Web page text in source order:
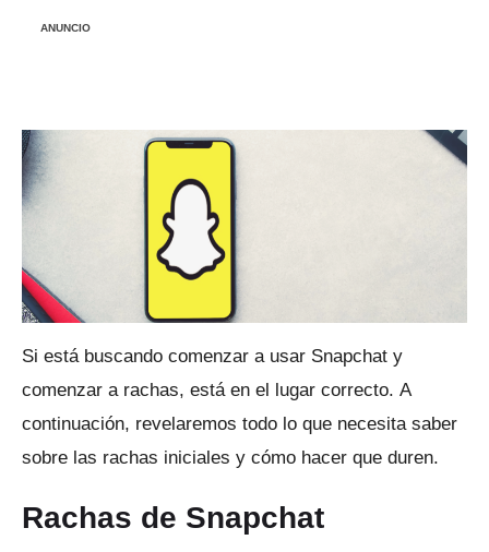
ANUNCIO
Si está buscando comenzar a usar Snapchat y
comenzar a rachas, está en el lugar correcto. A
continuación, revelaremos todo lo que necesita saber
sobre las rachas iniciales y cómo hacer que duren.
Rachas de Snapchat